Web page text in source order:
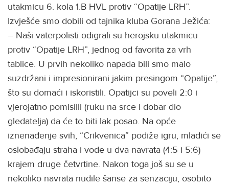
utakmicu 6. kola 1.B HVL protiv “Opatije LRH”.
Izvješće smo dobili od tajnika kluba Gorana Ježića:
– Naši vaterpolisti odigrali su herojsku utakmicu
protiv “Opatije LRH”, jednog od favorita za vrh
tablice. U prvih nekoliko napada bili smo malo
suzdržani i impresionirani jakim presingom “Opatije”,
što su domaći i iskoristili. Opatijci su poveli 2:0 i
vjerojatno pomislili (ruku na srce i dobar dio
gledatelja) da će to biti lak posao. Na opće
iznenađenje svih, “Crikvenica” podiže igru, mladići se
oslobađaju straha i vode u dva navrata (4:5 i 5:6)
krajem druge četvrtine. Nakon toga još su se u
nekoliko navrata nudile šanse za senzaciju, osobito